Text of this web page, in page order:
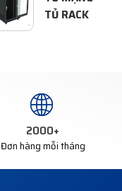
TỦ RACK
2000+
Đơn hàng mỗi tháng